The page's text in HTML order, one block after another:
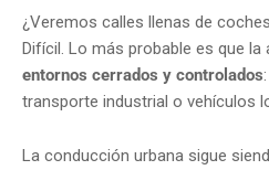
¿Veremos calles llenas de
Difícil. Lo más probable es que
entornos cerrados y controlados
transporte industrial o vehículos
La conducción urbana sigue